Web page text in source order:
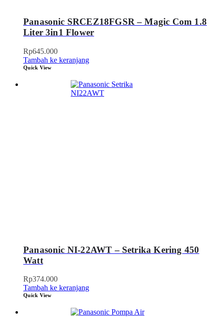
Panasonic SRCEZ18FGSR – Magic Com 1.8
Liter 3in1 Flower
Rp645.000
Tambah ke keranjang
Quick View
Panasonic NI-22AWT – Setrika Kering 450
Watt
Rp374.000
Tambah ke keranjang
Quick View